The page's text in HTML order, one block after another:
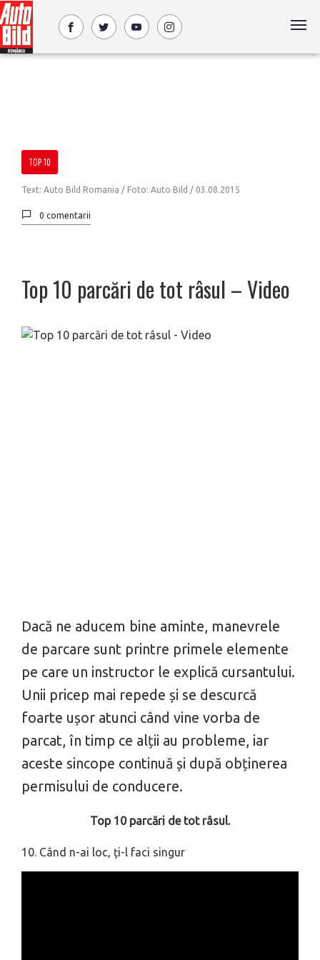
TOP 10
Text: Auto Bild Romania / Foto: Auto Bild / 03.08.2015
0 comentarii
Top 10 parcări de tot râsul – Video
Dacă ne aducem bine aminte, manevrele
de parcare sunt printre primele elemente
pe care un instructor le explică cursantului.
Unii pricep mai repede și se descurcă
foarte ușor atunci când vine vorba de
parcat, în timp ce alții au probleme, iar
aceste sincope continuă și după obținerea
permisului de conducere.
Top 10 parcări de tot râsul.
10. Când n-ai loc, ți-l faci singur